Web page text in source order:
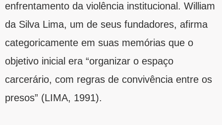
enfrentamento da violência institucional. William
da Silva Lima, um de seus fundadores, afirma
categoricamente em suas memórias que o
objetivo inicial era “organizar o espaço
carcerário, com regras de convivência entre os
presos” (LIMA, 1991).